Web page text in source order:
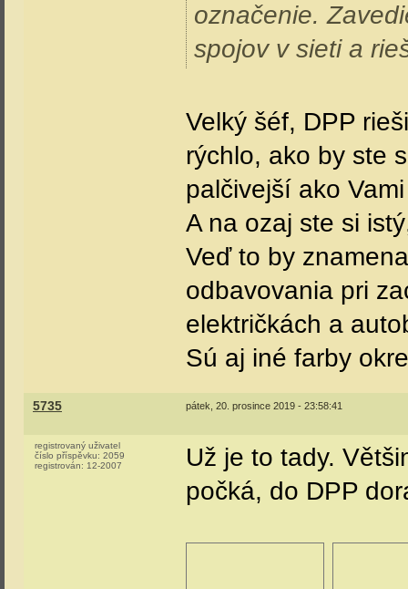
označenie.
spojov v sieti a
Velký šéf, DPP
rýchlo, ako by ste
palčivejší ako
A na ozaj ste si
Veď to by
odbavovania pri
električkách a
Sú aj iné farby
5735 pátek, 20. prosince 2019 - 23:58:41
registrovaný uživatel
číslo příspěvku: 2059
registrován: 12-2007
Už je to tady.
počká, do DPP